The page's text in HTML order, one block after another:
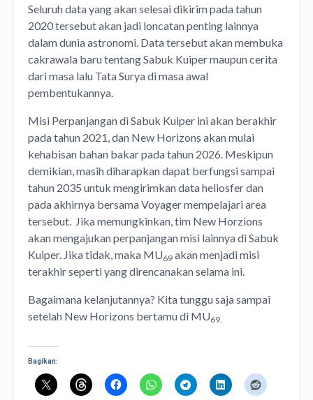
Seluruh data yang akan selesai dikirim pada tahun
2020 tersebut akan jadi loncatan penting lainnya
dalam dunia astronomi. Data tersebut akan membuka
cakrawala baru tentang Sabuk Kuiper maupun cerita
dari masa lalu Tata Surya di masa awal
pembentukannya.
Misi Perpanjangan di Sabuk Kuiper ini akan berakhir
pada tahun 2021, dan New Horizons akan mulai
kehabisan bahan bakar pada tahun 2026. Meskipun
demikian, masih diharapkan dapat berfungsi sampai
tahun 2035 untuk mengirimkan data heliosfer dan
pada akhirnya bersama Voyager mempelajari area
tersebut. Jika memungkinkan, tim New Horzions
akan mengajukan perpanjangan misi lainnya di Sabuk
Kuiper. Jika tidak, maka MU69 akan menjadi misi
terakhir seperti yang direncanakan selama ini.
Bagaimana kelanjutannya? Kita tunggu saja sampai
setelah New Horizons bertamu di MU69.
Bagikan: